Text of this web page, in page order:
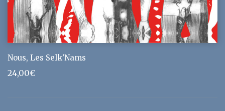
Nous, Les Selk’Nams
24,00€